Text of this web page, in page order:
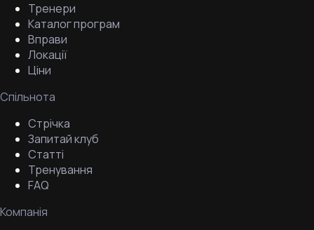
Тренери
Каталог програм
Вправи
Локації
Ціни
Спільнота
Стрічка
Запитай клуб
Статті
Тренування
FAQ
Компанія